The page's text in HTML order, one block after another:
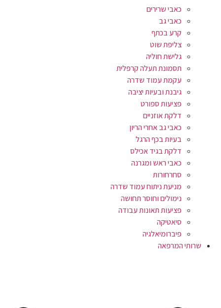
כאבי שרירים
כאבי גב
קרע בכתף
צליפת שוט
גלישת חוליה
תסמונת תעלה קרפלית
עקמת עמוד שדרה
גיבנת ובעיות יציבה
פציעות ספורט
דלקת אוזניים
כאבי גב אחרי הריון
בעיות בכף הרגל
דלקת בגיד אכילס
כאבי ראש ומגרנה
סחרחורות
מניעת ניתוח עמוד שדרה
נימולים וחוסר תחושה
פציעות תאונות עבודה
סיאטיקה
פיברומיאלגיה
שרותי המרפאה